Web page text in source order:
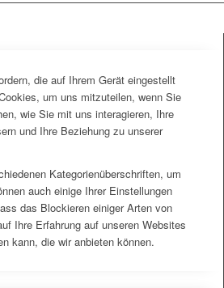
die auf Ihrem Gerät eingestellt
um uns mitzuteilen, wenn Sie
wie Sie mit uns interagieren, Ihre
und Ihre Beziehung zu unserer
Kategorienüberschriften, um
auch einige Ihrer Einstellungen
das Blockieren einiger Arten von
Ihre Erfahrung auf unseren Websites
kann, die wir anbieten können.